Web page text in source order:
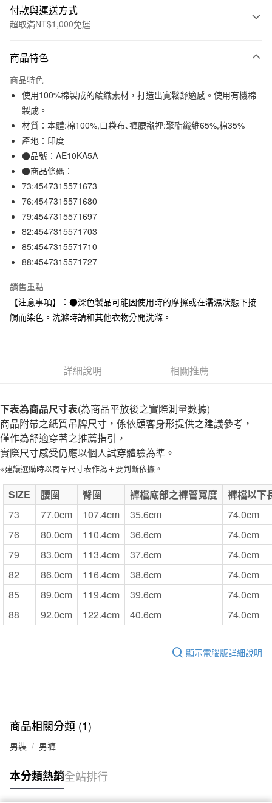
付款與運送方式
超取滿NT$1,000免運
信用卡一次付款
信用卡分期付款
3 期 0 利率 每期
合作金庫商業銀行
第一商業銀行
華南商業銀行
上海商業儲蓄銀行
臺灣中小企業銀行
匯豐（台灣）商業銀行
聯邦商業銀行
元大商業銀行
玉山商業銀行
台灣樂天信用卡公司
超商取貨付款
LINE Pay
Apple Pay
街口支付
悠遊付
運送方式
全家取貨付款
每筆NT$65，滿NT$1,000(含以上)免運費
付款後全家取貨
每筆NT$65，滿NT$1,000(含以上)免運費
每筆NT$65，滿NT$1,000(含以上)免運費
每筆NT$65，滿NT$1,000(含以上)免運費
宅配
每筆NT$150，滿NT$2,000(含以上)免運費
無印良品門市自取
商品特色
商品特色
使用100%棉製成的綾織素材，打造出寬鬆舒適感。使用有機棉
製成。
材質：本體:棉100%,口袋布､褲腰襯裡:聚酯纖維65%,棉35%
產地：印度
●品號：AE10KA5A
●商品條碼：
73:4547315571673
76:4547315571680
79:4547315571697
82:4547315571703
85:4547315571710
88:4547315571727
銷售重點
【注意事項】：●深色製品可能因使用時的摩擦或在濡濕狀態下接
觸而染色。洗滌時請和其他衣物分開洗滌。
詳細說明 相關推薦
下表為商品尺寸表(為商品平放後之實際測量數據)
商品附帶之紙質吊牌尺寸，係依顧客身形提供之建議參考，
僅作為舒適穿著之推薦指引，
實際尺寸感受仍應以個人試穿體驗為準。
※建議選購時以商品尺寸表作為主要判斷依據。
SIZE 腰圍 臀圍 褲檔底部之褲管寬度
褲檔以下
73
77.0cm 107.4cm 35.6cm
74.0cm
76
80.0cm 110.4cm 36.6cm
74.0cm
79
83.0cm 113.4cm 37.6cm
74.0cm
82
86.0cm 116.4cm 38.6cm
74.0cm
85
89.0cm 119.4cm 39.6cm
74.0cm
88
92.0cm 122.4cm 40.6cm 74.0cm
顯示電腦版詳細說明
商品相關分類 (1)
男裝 男褲
本分類熱銷全站排行